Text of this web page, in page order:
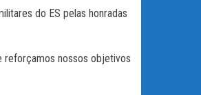
do ES pelas honradas
reforçamos nossos objetivos